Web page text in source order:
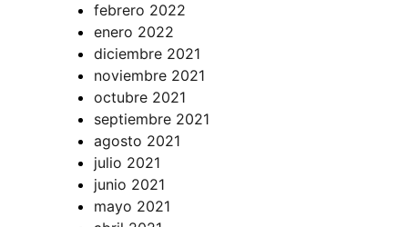
febrero 2022
enero 2022
diciembre 2021
noviembre 2021
octubre 2021
septiembre 2021
agosto 2021
julio 2021
junio 2021
mayo 2021